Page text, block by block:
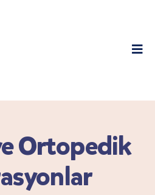
Ortopedik